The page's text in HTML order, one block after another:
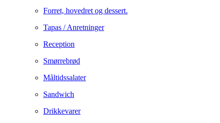
Forret, hovedret og dessert.
Tapas / Anretninger
Reception
Smørrebrød
Måltidssalater
Sandwich
Drikkevarer